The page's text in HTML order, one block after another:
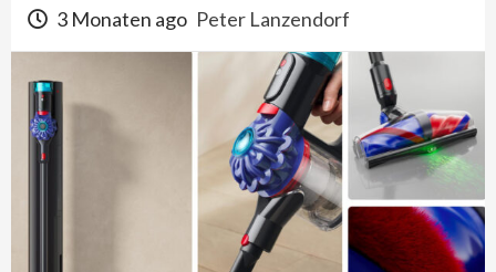
3 Monaten ago Peter Lanzendorf